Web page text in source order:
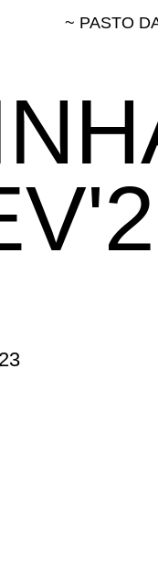
~ PASTO